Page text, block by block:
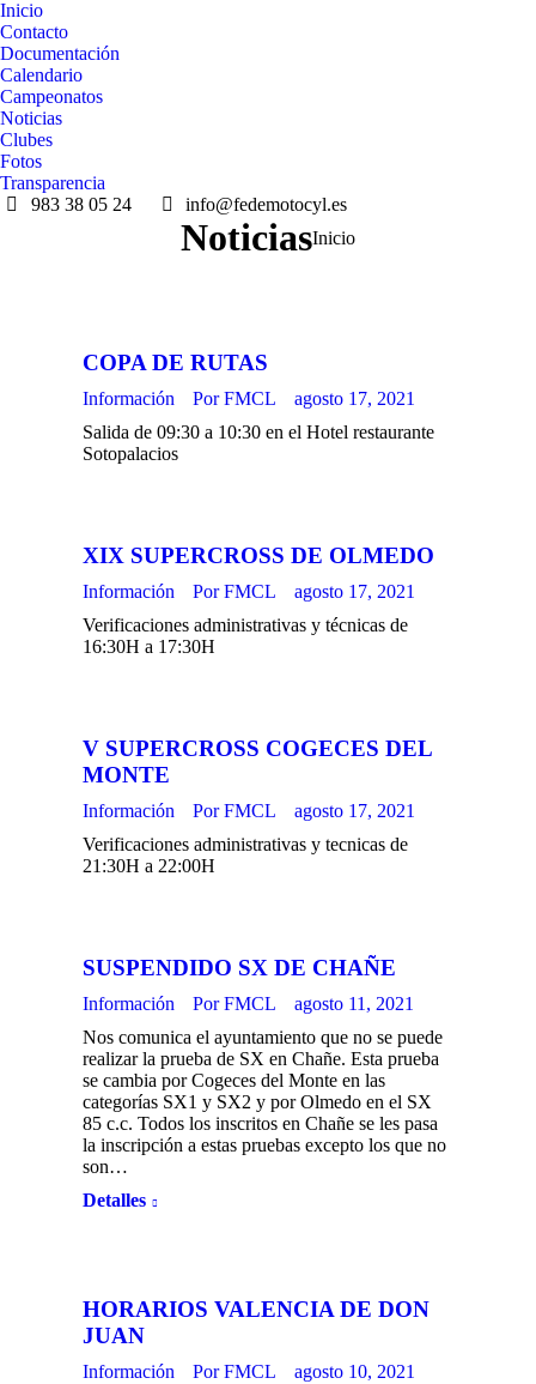
Inicio
Contacto
Documentación
Calendario
Campeonatos
Noticias
Clubes
Fotos
Transparencia
983 38 05 24
info@fedemotocyl.es
NoticiasEstás aquí:
Inicio
COPA DE RUTAS
Información PorFMCL
agosto 17, 2021
Salida de 09:30 a 10:30 en el Hotel restaurante
Sotopalacios
XIX SUPERCROSS DE OLMEDO
Información PorFMCL
agosto 17, 2021
Verificaciones administrativas y técnicas de
16:30H a 17:30H
V SUPERCROSS COGECES DEL
MONTE
Información PorFMCL
agosto 17, 2021
Verificaciones administrativas y tecnicas de
21:30H a 22:00H
SUSPENDIDO SX DE CHAÑE
Información PorFMCL
agosto 11, 2021
Nos comunica el ayuntamiento que no se puede
realizar la prueba de SX en Chañe. Esta prueba
se cambia por Cogeces del Monte en las
categorías SX1 y SX2 y por Olmedo en el SX
85 c.c. Todos los inscritos en Chañe se les pasa
la inscripción a estas pruebas excepto los que no
son…
Detalles
HORARIOS VALENCIA DE DON
JUAN
Información PorFMCL
agosto 10, 2021